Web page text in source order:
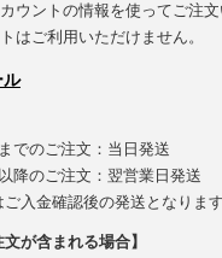
ウントの情報を使ってご注文
はご利用いただけません。
ル
でのご注文：当日発送
降のご注文：翌営業日発送
入金確認後の発送となります
が含まれる場合】